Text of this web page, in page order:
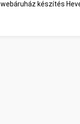
webáruház készítés